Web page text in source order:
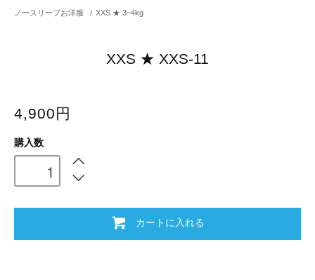
ノースリーブお洋服 / XXS ★ 3~4kg
XXS ★ XXS-11
4,900円
購入数
カートに入れる